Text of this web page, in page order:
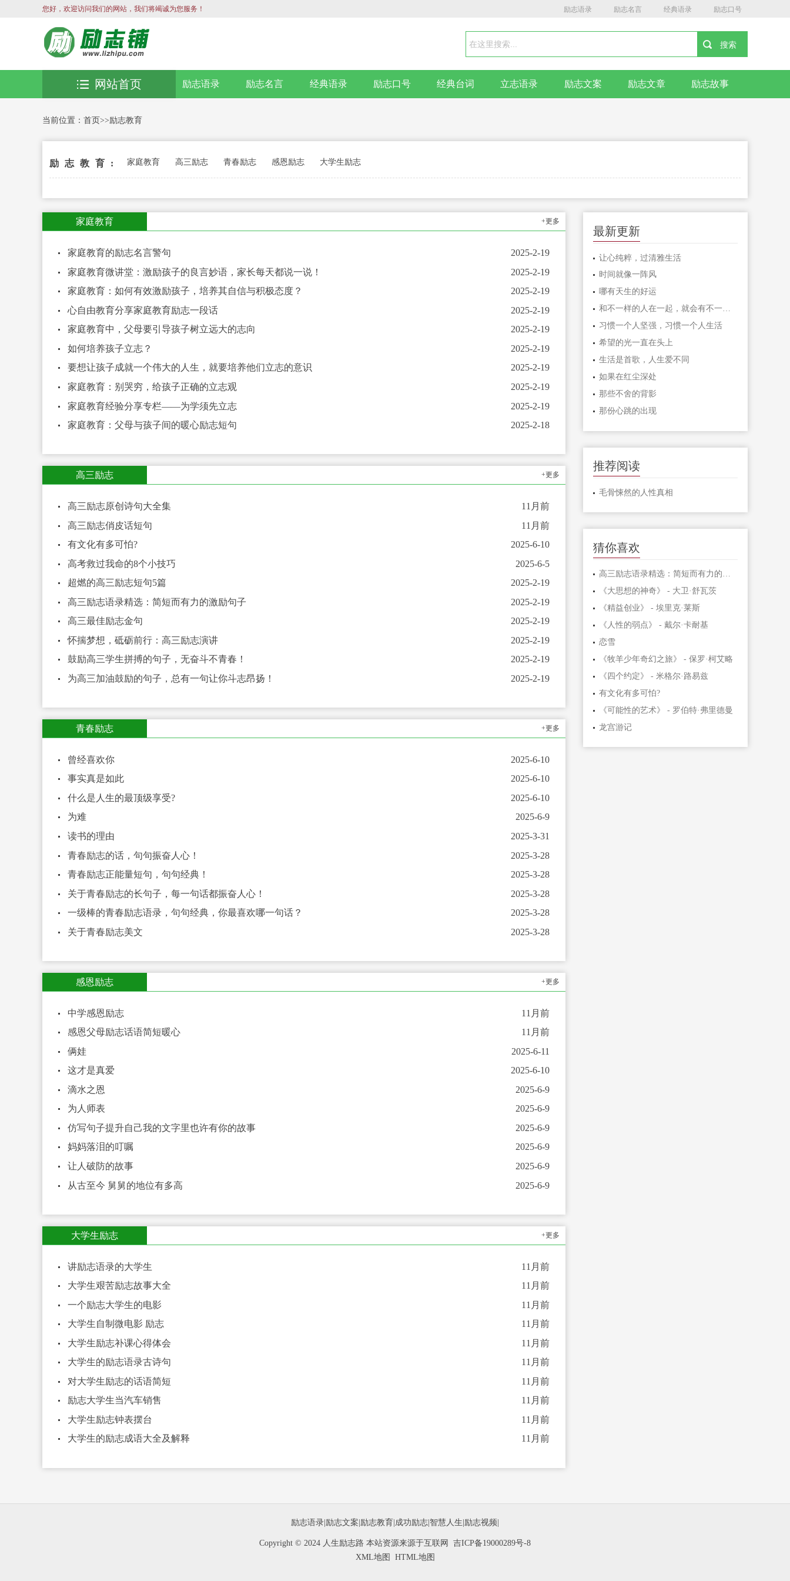
您好，欢迎访问我们的网站，我们将竭诚为您服务！ 励志语录 励志名言 经典语录 励志口号
励志语录 励志名言 经典语录 励志口号 经典台词 立志语录 励志文案 励志文章 励志故事
网站首页
当前位置： 首页>>励志教育
励志教育: 家庭教育 高三励志 青春励志 感恩励志 大学生励志
家庭教育 +更多
家庭教育的励志名言警句
2025-2-19
家庭教育微讲堂：激励孩子的良言妙语，家长每天都说一说！
2025-2-19
家庭教育：如何有效激励孩子，培养其自信与积极态度？
2025-2-19
心自由教育分享家庭教育励志一段话
2025-2-19
家庭教育中，父母要引导孩子树立远大的志向
2025-2-19
如何培养孩子立志？
2025-2-19
要想让孩子成就一个伟大的人生，就要培养他们立志的意识
2025-2-19
家庭教育：别哭穷，给孩子正确的立志观
2025-2-19
家庭教育经验分享专栏——为学须先立志
2025-2-19
家庭教育：父母与孩子间的暖心励志短句
2025-2-18
高三励志 +更多
高三励志原创诗句大全集
11月前
高三励志俏皮话短句
11月前
有文化有多可怕?
2025-6-10
高考救过我命的8个小技巧
2025-6-5
超燃的高三励志短句5篇
2025-2-19
高三励志语录精选：简短而有力的激励句子
2025-2-19
高三最佳励志金句
2025-2-19
怀揣梦想，砥砺前行：高三励志演讲
2025-2-19
鼓励高三学生拼搏的句子，无奋斗不青春！
2025-2-19
为高三加油鼓励的句子，总有一句让你斗志昂扬！
2025-2-19
青春励志 +更多
曾经喜欢你
2025-6-10
事实真是如此
2025-6-10
什么是人生的最顶级享受?
2025-6-10
为难
2025-6-9
读书的理由
2025-3-31
青春励志的话，句句振奋人心！
2025-3-28
青春励志正能量短句，句句经典！
2025-3-28
关于青春励志的长句子，每一句话都振奋人心！
2025-3-28
一级棒的青春励志语录，句句经典，你最喜欢哪一句话？
2025-3-28
关于青春励志美文
2025-3-28
感恩励志 +更多
中学感恩励志
11月前
感恩父母励志话语简短暖心
11月前
俩娃
2025-6-11
这才是真爱
2025-6-10
滴水之恩
2025-6-9
为人师表
2025-6-9
仿写句子提升自己我的文字里也许有你的故事
2025-6-9
妈妈落泪的叮嘱
2025-6-9
让人破防的故事
2025-6-9
从古至今 舅舅的地位有多高
2025-6-9
大学生励志 +更多
讲励志语录的大学生
11月前
大学生艰苦励志故事大全
11月前
一个励志大学生的电影
11月前
大学生自制微电影 励志
11月前
大学生励志补课心得体会
11月前
大学生的励志语录古诗句
11月前
对大学生励志的话语简短
11月前
励志大学生当汽车销售
11月前
大学生励志钟表摆台
11月前
大学生的励志成语大全及解释
11月前
最新更新
让心纯粹，过清雅生活
时间就像一阵风
哪有天生的好运
和不一样的人在一起，就会有不一样的人生
习惯一个人坚强，习惯一个人生活
希望的光一直在头上
生活是首歌，人生爱不同
如果在红尘深处
那些不舍的背影
那份心跳的出现
推荐阅读
毛骨悚然的人性真相
猜你喜欢
高三励志语录精选：简短而有力的激励句子
《大思想的神奇》 - 大卫·舒瓦茨
《精益创业》 - 埃里克·莱斯
《人性的弱点》 - 戴尔·卡耐基
恋雪
《牧羊少年奇幻之旅》 - 保罗·柯艾略
《四个约定》 - 米格尔·路易兹
有文化有多可怕?
《可能性的艺术》 - 罗伯特·弗里德曼
龙宫游记
励志语录|励志文案|励志教育|成功励志|智慧人生|励志视频|
Copyright © 2024 人生励志路 本站资源来源于互联网 吉ICP备19000289号-8
XML地图
HTML地图